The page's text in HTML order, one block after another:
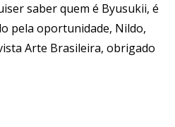
saber quem é Byusukii, é
pela oportunidade, Nildo,
Arte Brasileira, obrigado